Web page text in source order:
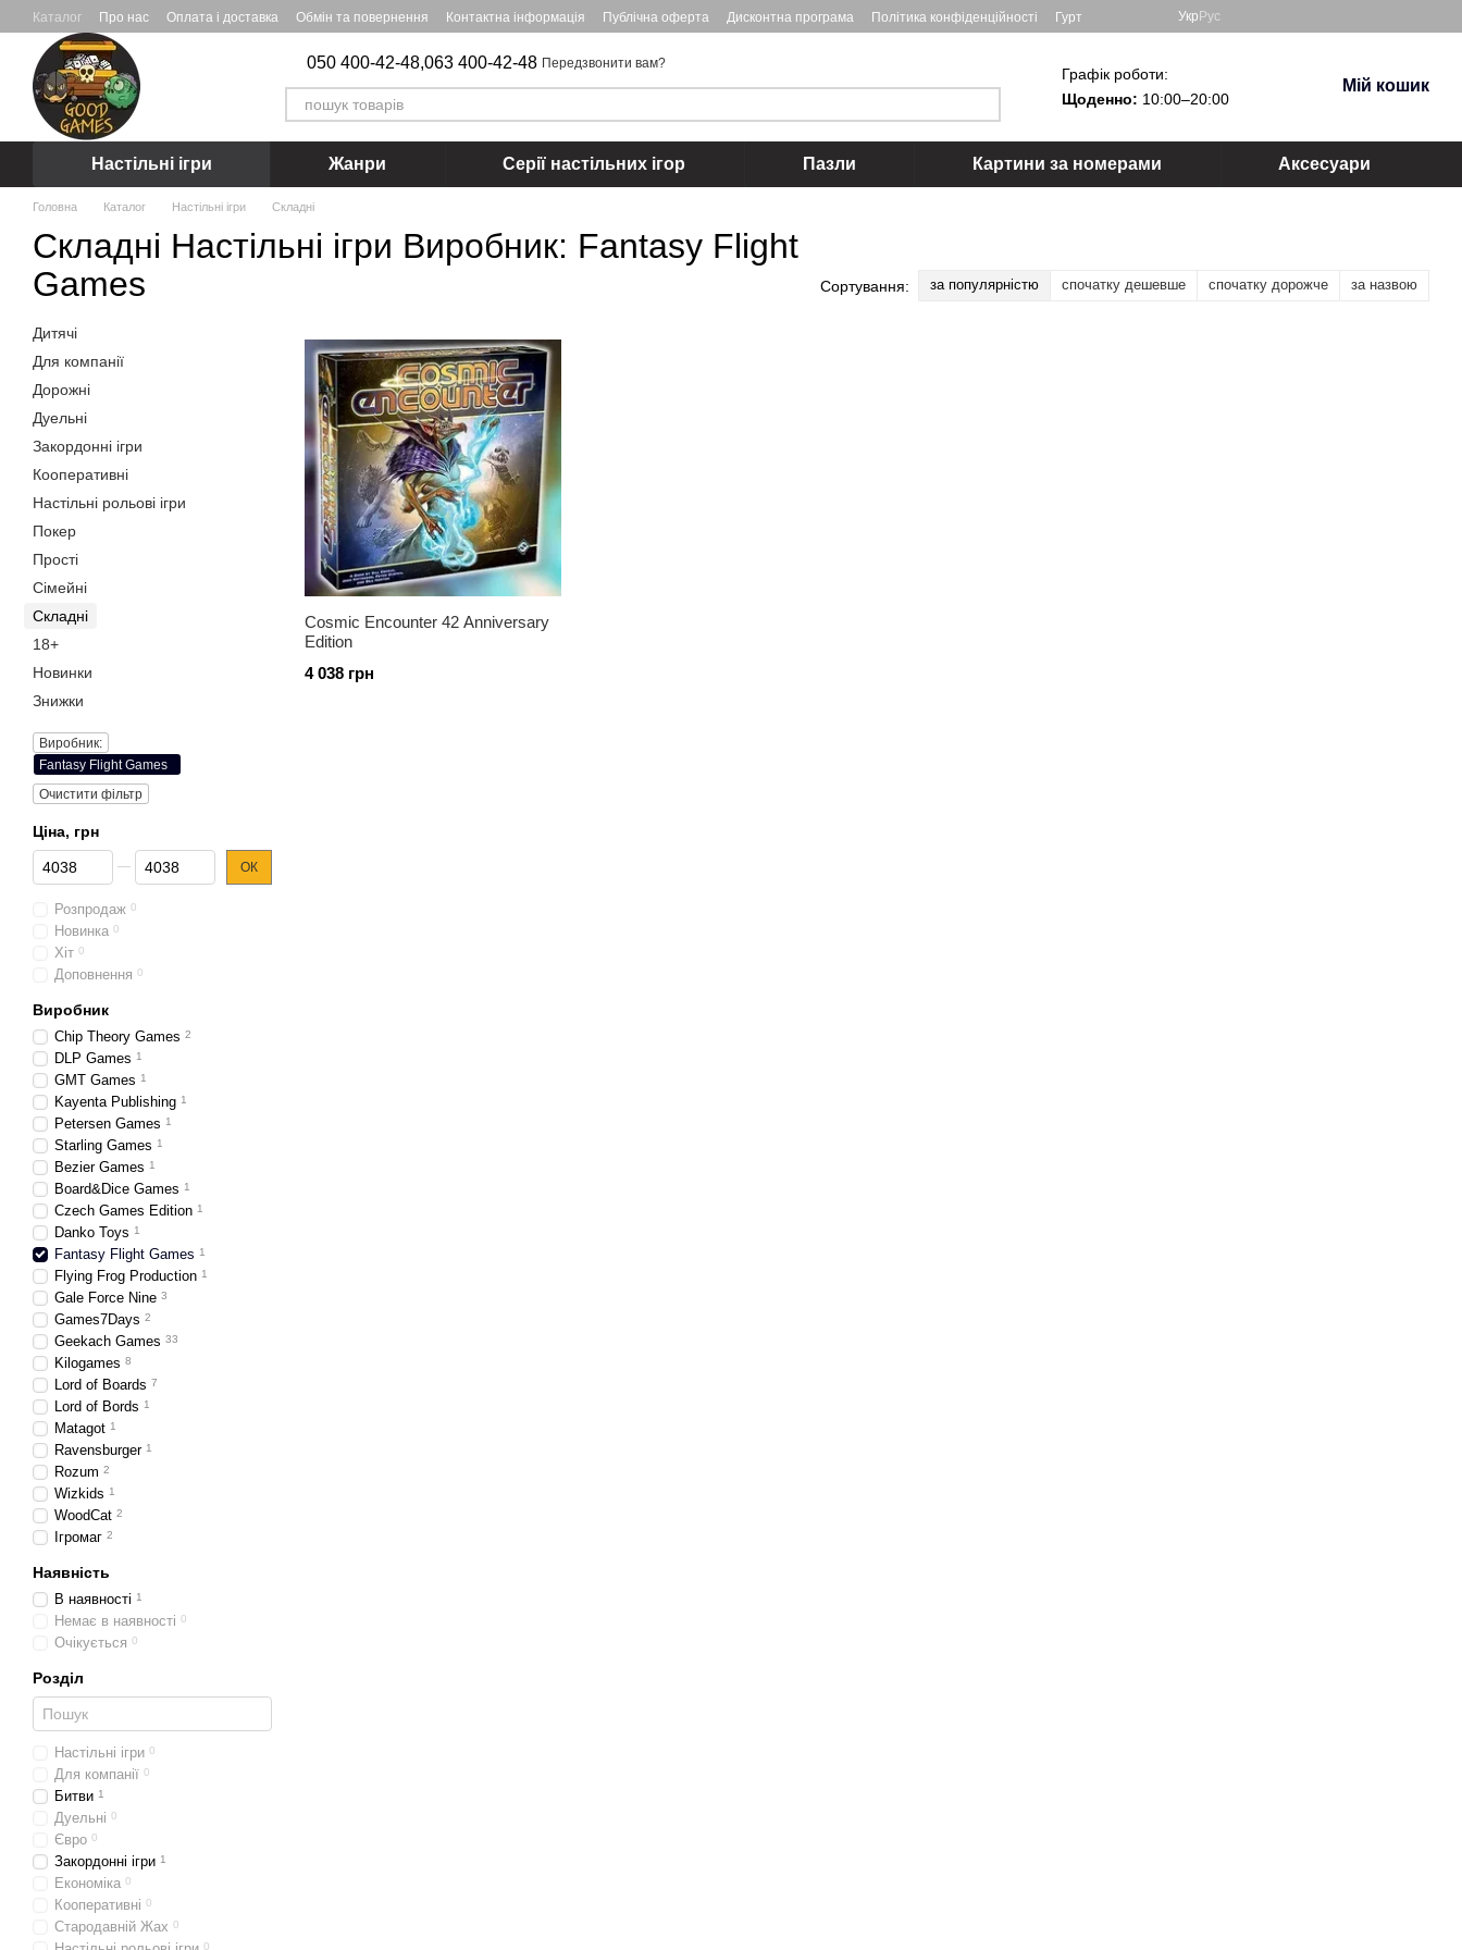
Перейти до основного контенту
Каталог Про нас Оплата і доставка Обмін та повернення Контактна інформація Публічна оферта Дисконтна програма Політика конфіденційності Гурт Укр Рус
050 400-42-48,063 400-42-48 Передзвонити вам?
Графік роботи:
Щоденно: 10:00–20:00
Мій кошик
Настільні ігри Жанри Серії настільних ігор Пазли Картини за номерами Аксесуари
Головна Каталог Настільні ігри Складні
Складні Настільні ігри Виробник: Fantasy Flight
Games
Сортування: за популярністю спочатку дешевше спочатку дорожче за назвою
Cosmic Encounter 42 Anniversary
Edition
4 038 грн
Дитячі
Для компанії
Дорожні
Дуельні
Закордонні iгри
Кооперативні
Настільні рольові ігри
Покер
Прості
Cімейні
Складні
18+
Новинки
Знижки
Виробник:
Fantasy Flight Games
Очистити фільтр
Ціна, грн
Від Ціна, грн
До Ціна, грн ОК
Розпродаж 0
Новинка 0
Хіт 0
Доповнення 0
Виробник
Chip Theory Games 2
DLP Games 1
GMT Games 1
Kayenta Publishing 1
Petersen Games 1
Starling Games 1
Bezier Games 1
Board&Dice Games 1
Czech Games Edition 1
Danko Toys 1
Fantasy Flight Games 1
Flying Frog Production 1
Gale Force Nine 3
Games7Days 2
Geekach Games 33
Kilogames 8
Lord of Boards 7
Lord of Bords 1
Matagot 1
Ravensburger 1
Rozum 2
Wizkids 1
WoodCat 2
Ігромаг 2
Наявність
В наявності 1
Немає в наявності 0
Очікується 0
Розділ
Настільні ігри 0
Для компанії 0
Битви 1
Дуельні 0
Євро 0
Закордонні iгри 1
Економіка 0
Кооперативні 0
Стародавній Жах 0
0